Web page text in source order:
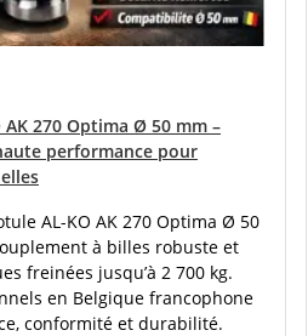
270 Optima Ø 50 mm –
performance pour
AL-KO AK 270 Optima Ø 50
à billes robuste et
freinées jusqu’à 2 700 kg.
en Belgique francophone
conformité et durabilité.